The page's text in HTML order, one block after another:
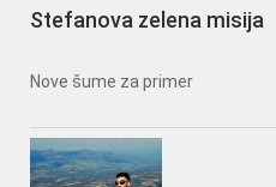
Stefanova zelena misija
Nove šume za primer